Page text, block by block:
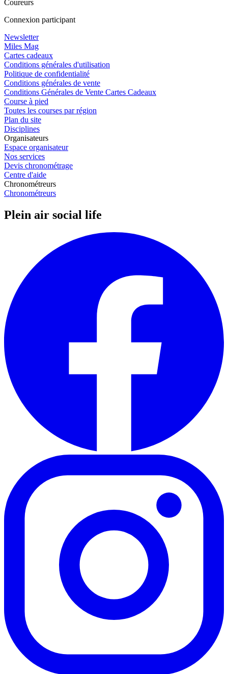
Coureurs
Connexion participant
Newsletter
Miles Mag
Cartes cadeaux
Conditions générales d'utilisation
Politique de confidentialité
Conditions générales de vente
Conditions Générales de Vente Cartes Cadeaux
Course à pied
Toutes les courses par région
Plan du site
Disciplines
Organisateurs
Espace organisateur
Nos services
Devis chronométrage
Centre d'aide
Chronométreurs
Chronométreurs
Plein air social life